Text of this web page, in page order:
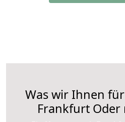
Was wir Ihnen
Frankfurt Oder